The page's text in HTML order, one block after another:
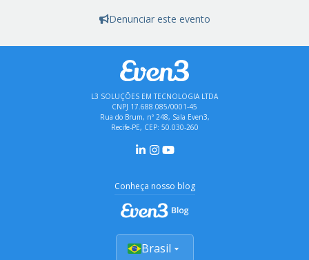
Denunciar este evento
L3 SOLUÇÕES EM TECNOLOGIA LTDA
CNPJ 17.688.085/0001-45
Rua do Brum, nº 248, Sala Even3,
Recife-PE, CEP: 50.030-260
Conheça nosso blog
Brasil